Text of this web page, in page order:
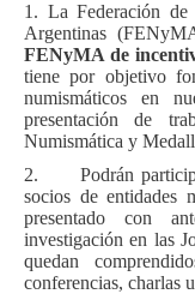
1. La Federación de
Argentinas
FENyMA de
tiene por objetivo
numismáticos en
presentación de
Numismática y
2. Podrán participar
socios de entidades
presentado con
investigación en las
quedan
conferencias, charlas